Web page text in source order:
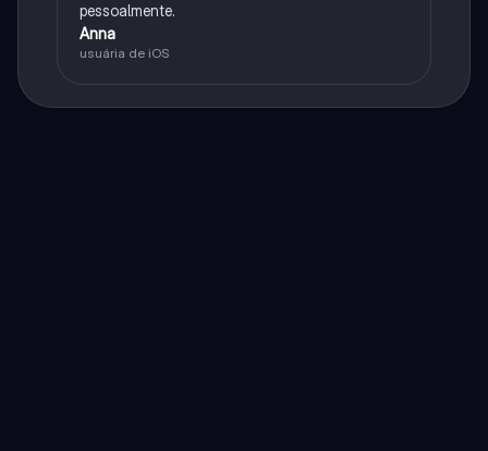
pessoalmente.
Anna
usuária de iOS